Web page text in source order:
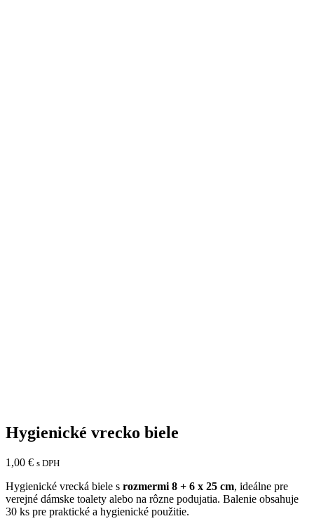
Hygienické vrecko biele
1,00 € s DPH
Hygienické vrecká biele s rozmermi 8 + 6 x 25 cm, ideálne pre
verejné dámske toalety alebo na rôzne podujatia. Balenie obsahuje
30 ks pre praktické a hygienické použitie.